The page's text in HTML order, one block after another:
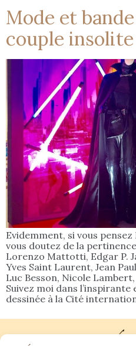
Mode et
couple
Evidemment, si vous
vous doutez de la
Lorenzo Mattotti, Edgar P.
Yves Saint Laurent, Jean
Luc Besson, Nicole
Suivez moi dans
dessinée à la Cité